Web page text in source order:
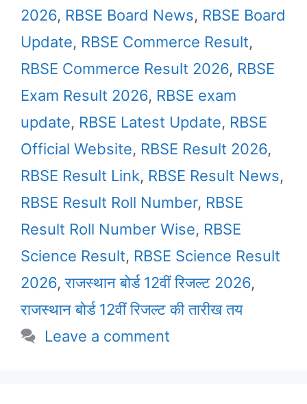
2026, RBSE Board News, RBSE Board
Update, RBSE Commerce Result,
RBSE Commerce Result 2026, RBSE
Exam Result 2026, RBSE exam
update, RBSE Latest Update, RBSE
Official Website, RBSE Result 2026,
RBSE Result Link, RBSE Result News,
RBSE Result Roll Number, RBSE
Result Roll Number Wise, RBSE
Science Result, RBSE Science Result
2026,राजस्थान बोर्ड 12वीं रिजल्ट 2026,
राजस्थान बोर्ड 12वीं रिजल्ट की तारीख तय
Leave a comment